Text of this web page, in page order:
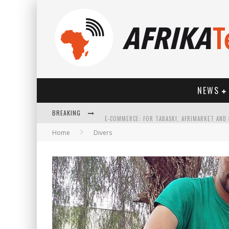
NEWS
BREAKING
HOW TECHNOLOGY HAS CHANGED SPORTS
Home Divers